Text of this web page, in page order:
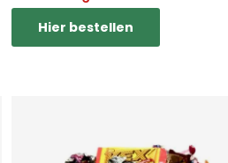
Hier bestellen